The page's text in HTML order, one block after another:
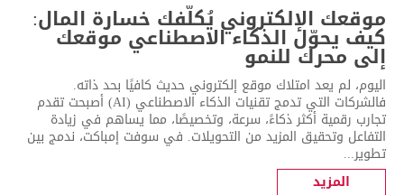
موقعك الإلكتروني يُكلّفك خسارة المال:
كيف يحوّل الذكاء الاصطناعي موقعك
إلى محرك للنمو
اليوم، لم يعد امتلاك موقع إلكتروني حديث كافيًا بحد ذاته.
فالشركات التي تدمج تقنيات الذكاء الاصطناعي (AI) أصبحت تقدم
تجارب رقمية أكثر ذكاءً، سرعة، وتخصيصًا، مما يساهم في زيادة
التفاعل وتحقيق المزيد من التحويلات. في سوفت إمباكت، ندمج بين
تطوير...
المزيد